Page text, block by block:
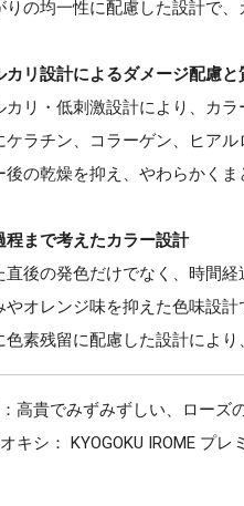
りの均一性に配慮した設計で
カリ設計によるダメージ配慮と
カリ・低刺激設計により、カラ
ケラチン、コラーゲン、ヒア
後の乾燥を抑え、やわらかくま
程まで考えたカラー設計
直後の発色だけでなく、時間経
やオレンジ味を抑えた色味設
色素残留に配慮した設計によ
高貴でみずみずしい、ローズ
キシ： KYOGOKU IROME プ